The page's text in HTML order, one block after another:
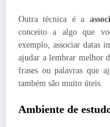
Outra técnica é a
conceito a algo que
exemplo, associar datas
ajudar a lembrar melhor
frases ou palavras que
também são muito úteis.
Ambiente de